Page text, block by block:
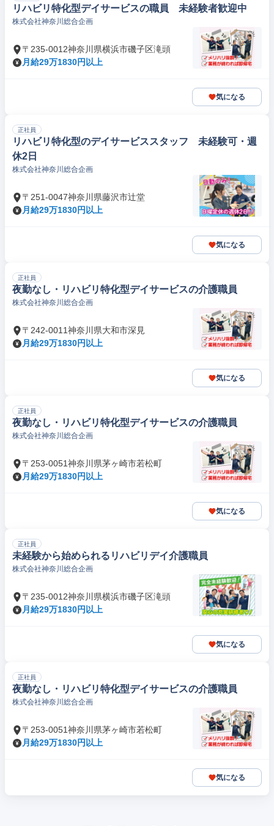
リハビリ特化型デイサービスの職員 未経験者歓迎中
株式会社神奈川総合企画
〒235-0012神奈川県横浜市磯子区滝頭
月給29万1830円以上
気になる
正社員
リハビリ特化型のデイサービススタッフ 未経験可・週
休2日
株式会社神奈川総合企画
〒251-0047神奈川県藤沢市辻堂
月給29万1830円以上
気になる
正社員
夜勤なし・リハビリ特化型デイサービスの介護職員
株式会社神奈川総合企画
〒242-0011神奈川県大和市深見
月給29万1830円以上
気になる
正社員
夜勤なし・リハビリ特化型デイサービスの介護職員
株式会社神奈川総合企画
〒253-0051神奈川県茅ヶ崎市若松町
月給29万1830円以上
気になる
正社員
未経験から始められるリハビリデイ介護職員
株式会社神奈川総合企画
〒235-0012神奈川県横浜市磯子区滝頭
月給29万1830円以上
気になる
正社員
夜勤なし・リハビリ特化型デイサービスの介護職員
株式会社神奈川総合企画
〒253-0051神奈川県茅ヶ崎市若松町
月給29万1830円以上
気になる